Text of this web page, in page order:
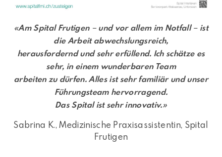
«Am Spital Frutigen –und vor allem im Notfall – ist
die Arbeit abwechslungsreich,
herausfordernd und sehr erfüllend. Ich schätze es
sehr, in einem wunderbaren Team
arbeiten zu dürfen. Alles ist sehr familiär und unser
Führungsteam hervorragend.
Das Spital ist sehr innovativ.»
Sabrina K., Medizinische Praxisassistentin, Spital
Frutigen